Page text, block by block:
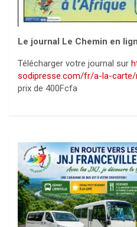
Le journal Le Chemin en
Télécharger votre journal sur
sodipresse.com/fr/a-la-
prix de 400Fcfa